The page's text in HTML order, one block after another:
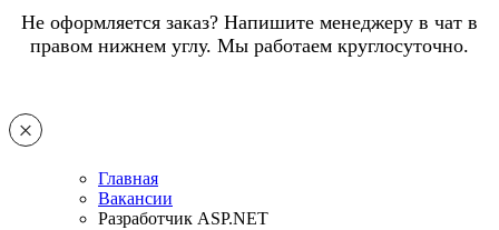
Не оформляется заказ? Напишите менеджеру в чат в
правом нижнем углу. Мы работаем круглосуточно.
Главная
Вакансии
Разработчик ASP.NET